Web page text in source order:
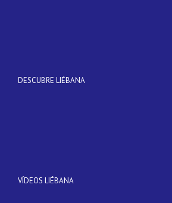
DESCUBRE LIÉBANA
VÍDEOS LIÉBANA